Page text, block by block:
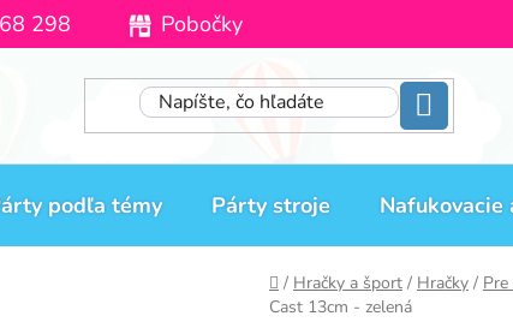
298 Pobočky
podľa témy Párty stroje Nafukovacie
Domov
/ Hračky a šport / Hračky /
Cast 13cm - zelená